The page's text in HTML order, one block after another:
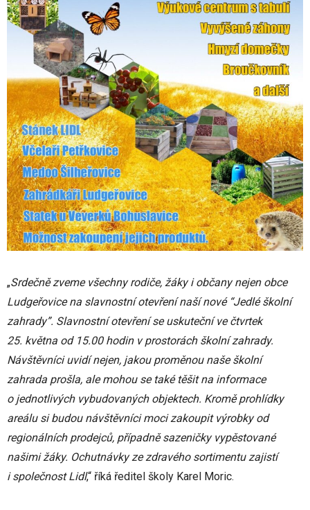
„Srdečně zveme všechny rodiče, žáky i občany nejen obce
Ludgeřovice na slavnostní otevření naší nové “Jedlé školní
zahrady”. Slavnostní otevření se uskuteční ve čtvrtek
25. května od 15.00 hodin v prostorách školní zahrady.
Návštěvníci uvidí nejen, jakou proměnou naše školní
zahrada prošla, ale mohou se také těšit na informace
o jednotlivých vybudovaných objektech. Kromě prohlídky
areálu si budou návštěvníci moci zakoupit výrobky od
regionálních prodejců, případně sazeničky vypěstované
našimi žáky. Ochutnávky ze zdravého sortimentu zajistí
i společnost Lidl,“ říká ředitel školy Karel Moric.